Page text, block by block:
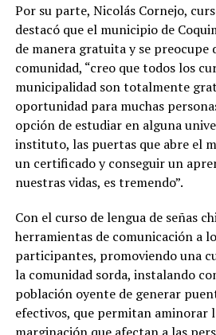
Por su parte, Nicolás Cornejo,
destacó que el municipio de
de manera gratuita y se preocupe
comunidad, “creo que todos los
municipalidad son totalmente
oportunidad para muchas
opción de estudiar en alguna
instituto, las puertas que abre el
un certificado y conseguir un
nuestras vidas, es tremendo”.
Con el curso de lengua de señas
herramientas de comunicación a
participantes, promoviendo una
la comunidad sorda, instalando
población oyente de generar
efectivos, que permitan aminorar